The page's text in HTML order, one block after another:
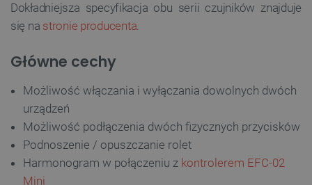
Dokładniejsza specyfikacja obu serii czujników znajduje
się na stronie producenta.
Główne cechy
Możliwość włączania i wyłączania dowolnych dwóch
urządzeń
Możliwość podłączenia dwóch fizycznych przycisków
Podnoszenie / opuszczanie rolet
Harmonogram w połączeniu z kontrolerem EFC-02
Mini